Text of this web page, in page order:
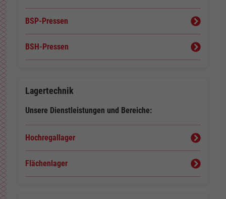
BSP-Pressen
BSH-Pressen
Lagertechnik
Unsere Dienstleistungen und Bereiche:
Hochregallager
Flächenlager